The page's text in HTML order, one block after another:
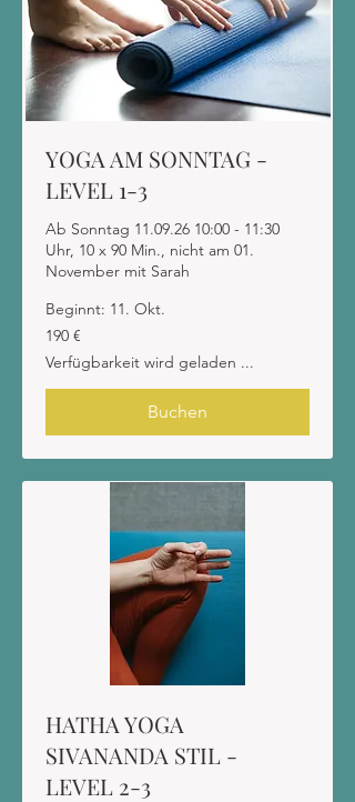
YOGA AM SONNTAG -
LEVEL 1-3
Ab Sonntag 11.09.26 10:00 - 11:30
Uhr, 10 x 90 Min., nicht am 01.
November mit Sarah
Beginnt: 11. Okt.
190
Euro
190 €
Verfügbarkeit wird geladen ...
Buchen
HATHA YOGA
SIVANANDA STIL -
LEVEL 2-3